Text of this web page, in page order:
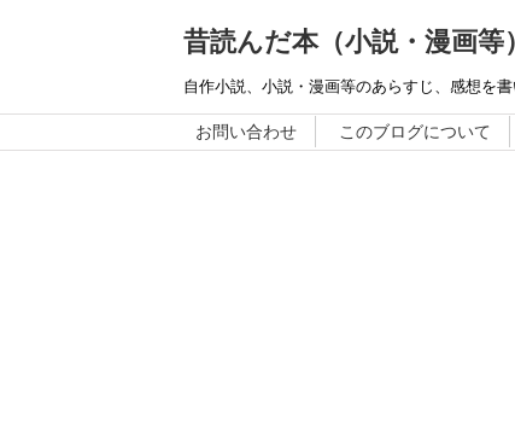
昔読んだ本（小説・漫画等）
自作小説、小説・漫画等のあらすじ、感想を書
お問い合わせ このブログについて